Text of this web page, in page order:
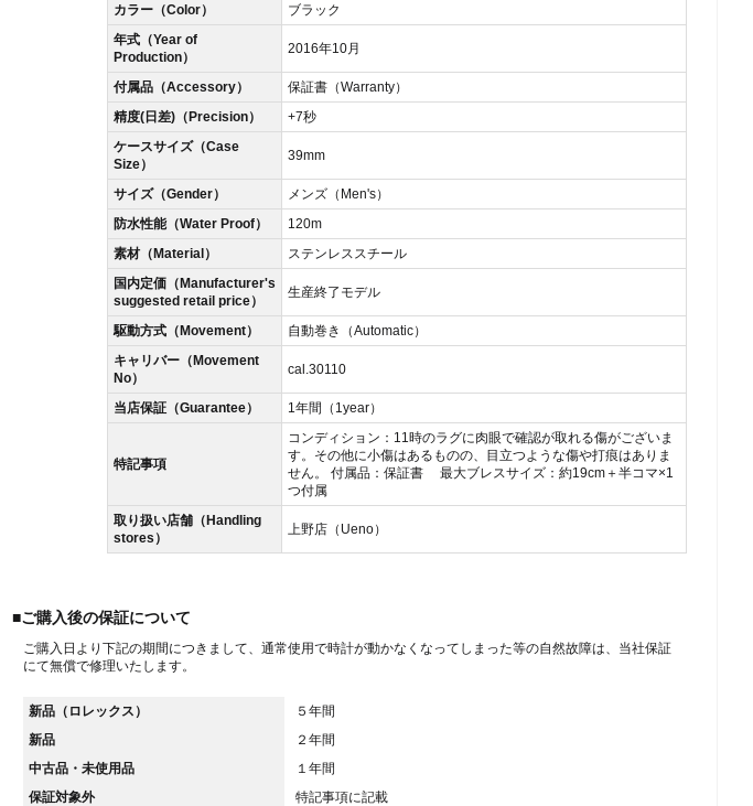
カラー（Color）
ブラック
年式（Year of
Production）
2016年10月
付属品（Accessory）
保証書（Warranty）
精度(日差)（Precision）
+7秒
ケースサイズ（Case
Size）
39mm
サイズ（Gender）
メンズ（Men's）
防水性能（Water Proof）
120m
素材（Material）
ステンレススチール
国内定価（Manufacturer's
suggested retail price）
生産終了モデル
駆動方式（Movement）
自動巻き（Automatic）
キャリバー（Movement
No）
cal.30110
当店保証（Guarantee） 1年間（1year）
特記事項
コンディション：11時のラグに肉眼で確認が取れる傷がございま
す。その他に小傷はあるものの、目立つような傷や打痕はありま
せん。 付属品：保証書 最大ブレスサイズ：約19cm＋半コマ×1
つ付属
取り扱い店舗（Handling
stores）
上野店（Ueno）
■ご購入後の保証について
ご購入日より下記の期間につきまして、通常使用で時計が動かなくなってしまった等の自然故障は、当社保証
にて無償で修理いたします。
新品（ロレックス）
５年間
新品
２年間
中古品・未使用品
１年間
保証対象外
特記事項に記載